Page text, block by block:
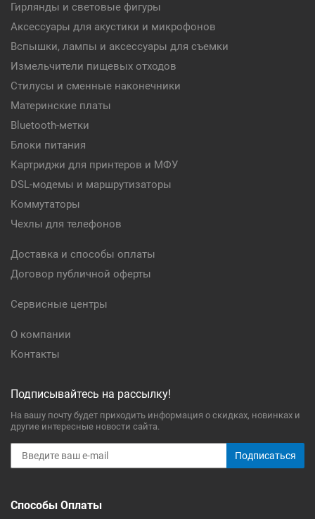
Гирлянды и световые фигуры
Аксессуары для акустики и микрофонов
Вспышки, лампы и аксессуары для съемки
Измельчители пищевых отходов
Стилусы и сменные наконечники
Материнские платы
Bluetooth-метки
Блоки питания
Картриджи для принтеров и МФУ
DSL-модемы и маршрутизаторы
Коммутаторы
Чехлы для телефонов
Доставка и способы оплаты
Договор публичной оферты
Сервисные центры
О компании
Контакты
Подписывайтесь на рассылку!
На вашу почту будет приходить информация о скидках, новинках и
другие интересные новости сайта.
Подписаться
Способы Оплаты